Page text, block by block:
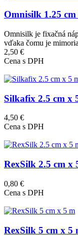
Omnisilk 1.25
Omnisilk je fixačná
vďaka čomu je
2,50 €
Cena s DPH
Obrázok
Silkafix 2.5 cm x
4,50 €
Cena s DPH
Obrázok
RexSilk 2.5 cm x
0,80 €
Cena s DPH
Obrázok
RexSilk 5 cm x 5